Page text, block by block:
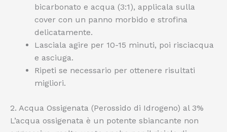
bicarbonato e acqua (3:1), applicala sulla
cover con un panno morbido e strofina
delicatamente.
Lasciala agire per 10-15 minuti, poi risciacqua
e asciuga.
Ripeti se necessario per ottenere risultati
migliori.
2. Acqua Ossigenata (Perossido di Idrogeno) al 3%
L’acqua ossigenata è un potente sbiancante non